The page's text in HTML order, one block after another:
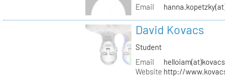
Email
David Kovacs
Student
Email
Website http://